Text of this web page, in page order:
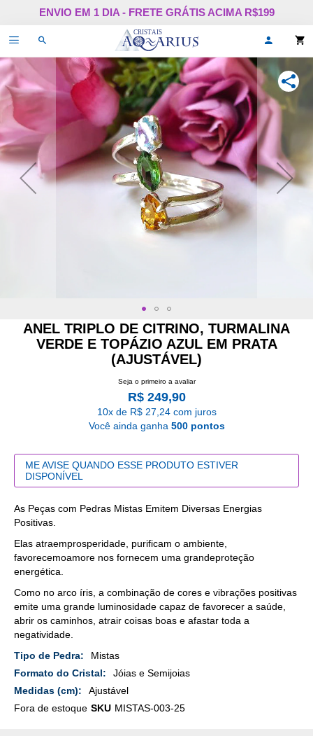
Pular
o
conteúdo
ENVIO EM 1 DIA - FRETE GRÁTIS ACIMA R$199
Alternar
navegação
login
ou
se!
ANEL TRIPLO DE CITRINO, TURMALINA
VERDE E TOPÁZIO AZUL EM PRATA
(AJUSTÁVEL)
Seja o primeiro a avaliar
R$ 249,90
10x de R$ 27,24 com juros
Você ainda ganha 500 pontos
ME AVISE QUANDO ESSE PRODUTO ESTIVER
DISPONÍVEL
As Peças com Pedras Mistas Emitem Diversas Energias
Positivas.
Elas atraemprosperidade, purificam o ambiente,
favorecemoamore nos fornecem uma grandeproteção
energética.
Como no arco íris, a combinação de cores e vibrações positivas
emite uma grande luminosidade capaz de favorecer a saúde,
abrir os caminhos, atrair coisas boas e afastar toda a
negatividade.
Mais
Detalhes
Mistas
Jóias e Semijoias
Ajustável
Fora de estoque SKU MISTAS-003-25